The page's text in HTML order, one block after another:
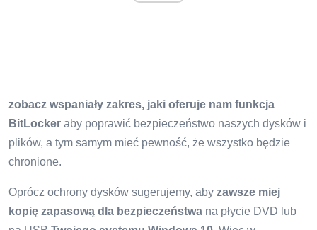
zobacz wspaniały zakres, jaki oferuje nam funkcja
BitLocker aby poprawić bezpieczeństwo naszych dysków i
plików, a tym samym mieć pewność, że wszystko będzie
chronione.
Oprócz ochrony dysków sugerujemy, aby zawsze miej
kopię zapasową dla bezpieczeństwa na płycie DVD lub